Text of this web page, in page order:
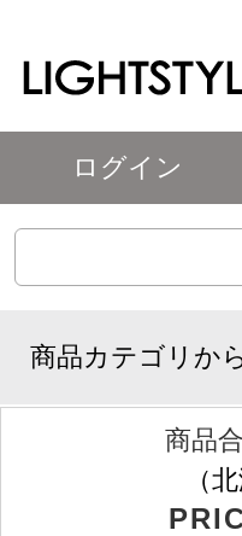
ログイン
商品カテゴリか
商品
（